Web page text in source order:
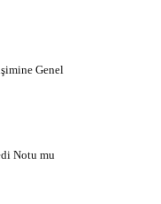
Genel
Notu mu